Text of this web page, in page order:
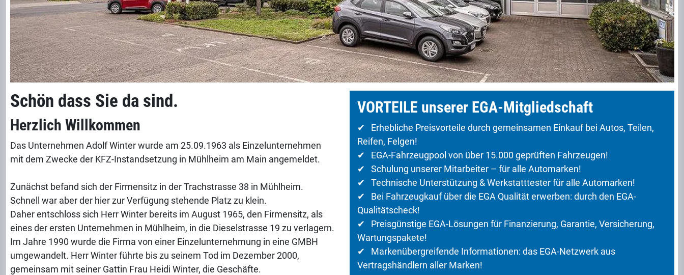
Schön dass Sie da sind.
Herzlich Willkommen
Das Unternehmen Adolf Winter wurde am 25.09.1963 als Einzelunternehmen
mit dem Zwecke der KFZ-Instandsetzung in Mühlheim am Main angemeldet.
Zunächst befand sich der Firmensitz in der Trachstrasse 38 in Mühlheim.
Schnell war aber der hier zur Verfügung stehende Platz zu klein.
Daher entschloss sich Herr Winter bereits im August 1965, den Firmensitz, als
eines der ersten Unternehmen in Mühlheim, in die Dieselstrasse 19 zu verlagern.
Im Jahre 1990 wurde die Firma von einer Einzelunternehmung in eine GMBH
umgewandelt. Herr Winter führte bis zu seinem Tod im Dezember 2000,
gemeinsam mit seiner Gattin Frau Heidi Winter, die Geschäfte.
VORTEILE unserer EGA-Mitgliedschaft
✔ Erhebliche Preisvorteile durch gemeinsamen Einkauf bei Autos, Teilen,
Reifen, Felgen!
✔ EGA-Fahrzeugpool von über 15.000 geprüften Fahrzeugen!
✔ Schulung unserer Mitarbeiter – für alle Automarken!
✔ Technische Unterstützung & Werkstatttester für alle Automarken!
✔ Bei Fahrzeugkauf über die EGA Qualität erwerben: durch den EGA-
Qualitätscheck!
✔ Preisgünstige EGA-Lösungen für Finanzierung, Garantie, Versicherung,
Wartungspakete!
✔ Markenübergreifende Informationen: das EGA-Netzwerk aus
Vertragshändlern aller Marken!